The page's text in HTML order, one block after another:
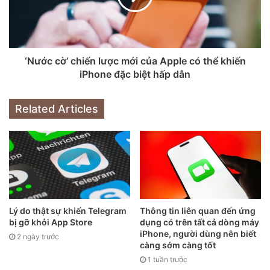
Hiện tại, Apple mới chỉ được cho là đang nghiên cứu khả
năng áp dụng in 3D đối với nhôm. Tuy nhiên, nếu quy trình
này được triển khai thành công, nó có thể giúp giảm chi phí
sản xuất tổng thể và thậm chí tạo điều kiện để hạ giá khởi
điểm của iPhone trong tương lai.
Một ví dụ gần đây về việc Apple tối ưu quy trình sản xuất là
‘Nước cờ’ chiến lược mới của Apple có thể khiến
iPhone đặc biệt hấp dẫn
Related Articles
Lý do thật sự khiến Telegram
bị gỡ khỏi App Store
2 ngày trước
Thông tin liên quan đến ứng
dụng có trên tất cả dòng máy
iPhone, người dùng nên biết
càng sớm càng tốt
1 tuần trước